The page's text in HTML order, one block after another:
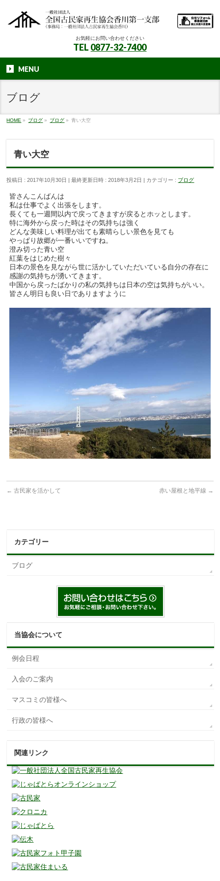
お気軽にお問い合わせください
TEL 0877-32-7400
MENU
ブログ
HOME » ブログ » ブログ » 青い大空
青い大空
投稿日 : 2017年10月30日 最終更新日時 : 2018年3月2日 カテゴリー : ブログ
皆さんこんばんは
私は仕事でよく出張をします。
長くても一週間以内で戻ってきますが戻るとホッとします。
特に海外から戻った時はその気持ちは強く
どんな美味しい料理が出ても素晴らしい景色を見ても
やっぱり故郷が一番いいですね。
澄み切った青い空
紅葉をはじめた樹々
日本の景色を見ながら世に活かしていただいている自分の存在に
感謝の気持ちが湧いてきます。
中国から戻ったばかりの私の気持ちは日本の空は気持ちがいい。
皆さん明日も良い日でありますように
← 古民家を活かして 赤い屋根と地平線 →
カテゴリー
ブログ
当協会について
例会日程
入会のご案内
マスコミの皆様へ
行政の皆様へ
関連リンク